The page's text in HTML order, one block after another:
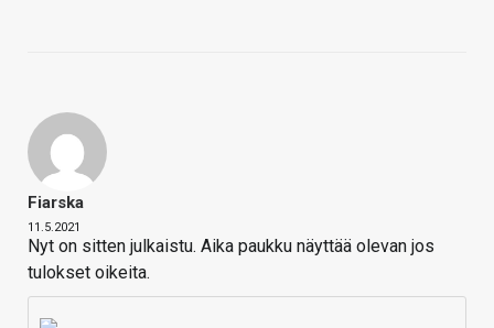
Fiarska
11.5.2021
Nyt on sitten julkaistu. Aika paukku näyttää olevan jos
tulokset oikeita.